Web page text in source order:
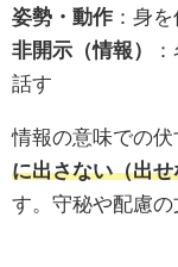
姿勢・動作 ：身
非開示（情報）
話す
情報の意味での伏
に出さない（出せ
す。守秘や配慮の